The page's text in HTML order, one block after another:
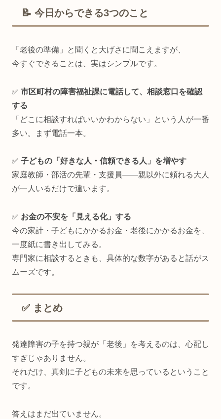
📝 今日からできる3つのこと
「老後の準備」と聞くと大げさに聞こえますが、
今すぐできることは、実はシンプルです。
✅ 市区町村の障害福祉課に電話して、相談窓口を確認
する
「どこに相談すればいいかわからない」という人が一番
多い。まず電話一本。
✅ 子どもの「好きな人・信頼できる人」を増やす
家庭教師・部活の先輩・支援員——親以外に頼れる大人
が一人いるだけで違います。
✅ お金の不安を「見える化」する
今の家計・子どもにかかるお金・老後にかかるお金を、
一度紙に書き出してみる。
専門家に相談するときも、具体的な数字があると話がス
ムーズです。
✅ まとめ
発達障害の子を持つ親が「老後」を考えるのは、心配し
すぎじゃありません。
それだけ、真剣に子どもの未来を思っているということ
です。
答えはまだ出ていません。